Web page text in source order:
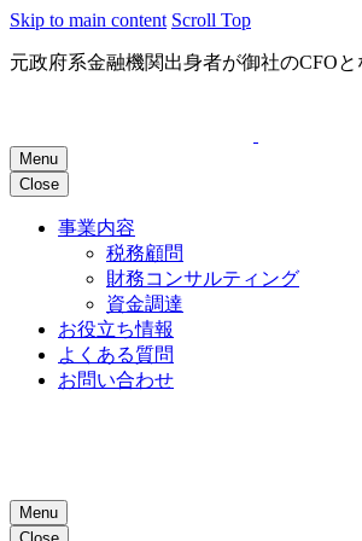
Skip to main content Scroll Top
元政府系金融機関出身者が御社のCFO
Menu
Close
事業内容
税務顧問
財務コンサルティング
資金調達
お役立ち情報
よくある質問
お問い合わせ
Menu